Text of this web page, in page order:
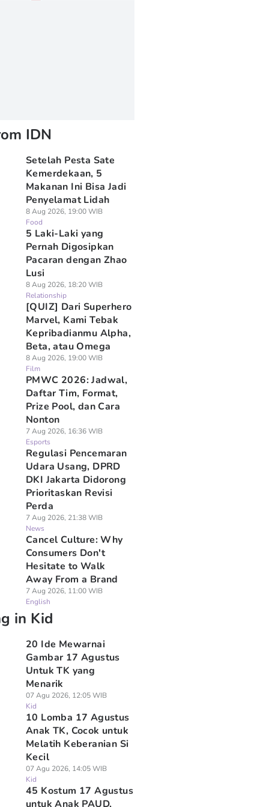
IDN
Setelah Pesta Sate
Kemerdekaan, 5
Makanan Ini Bisa Jadi
Penyelamat Lidah
8 Aug 2026, 19:00 WIB
Food
5 Laki-Laki yang
Pernah Digosipkan
Pacaran dengan Zhao
Lusi
8 Aug 2026, 18:20 WIB
Relationship
[QUIZ] Dari Superhero
Marvel, Kami Tebak
Kepribadianmu Alpha,
Beta, atau Omega
8 Aug 2026, 19:00 WIB
Film
PMWC 2026: Jadwal,
Daftar Tim, Format,
Prize Pool, dan Cara
Nonton
7 Aug 2026, 16:36 WIB
Esports
Regulasi Pencemaran
Udara Usang, DPRD
DKI Jakarta Didorong
Prioritaskan Revisi
Perda
7 Aug 2026, 21:38 WIB
News
Cancel Culture: Why
Consumers Don't
Hesitate to Walk
Away From a Brand
7 Aug 2026, 11:00 WIB
English
in Kid
20 Ide Mewarnai
Gambar 17 Agustus
Untuk TK yang
Menarik
07 Agu 2026, 12:05 WIB
Kid
10 Lomba 17 Agustus
Anak TK, Cocok untuk
Melatih Keberanian Si
Kecil
07 Agu 2026, 14:05 WIB
Kid
45 Kostum 17 Agustus
untuk Anak PAUD,